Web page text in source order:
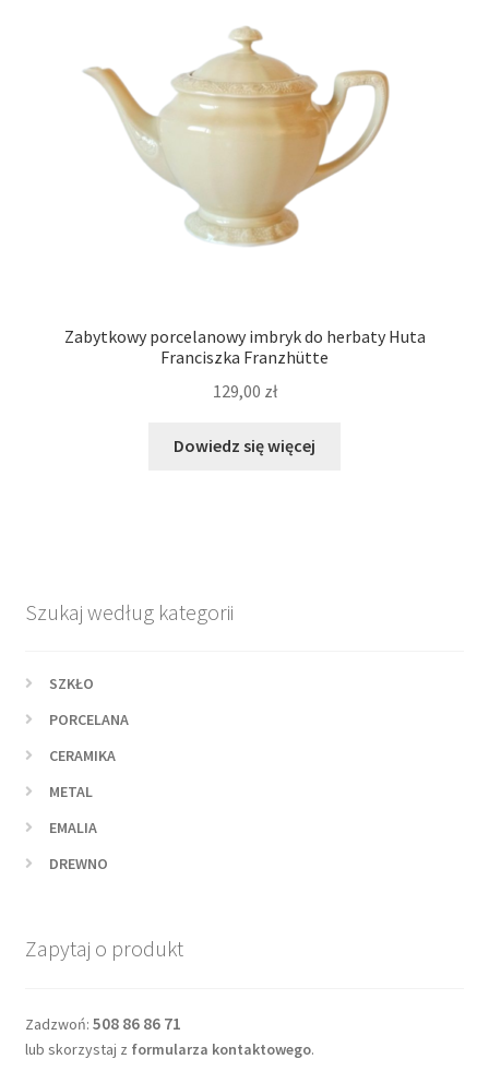
Zabytkowy porcelanowy imbryk do herbaty Huta
Franciszka Franzhütte
129,00 zł
Dowiedz się więcej
Szukaj według kategorii
SZKŁO
PORCELANA
CERAMIKA
METAL
EMALIA
DREWNO
Zapytaj o produkt
Zadzwoń: 508 86 86 71
lub skorzystaj z formularza kontaktowego.